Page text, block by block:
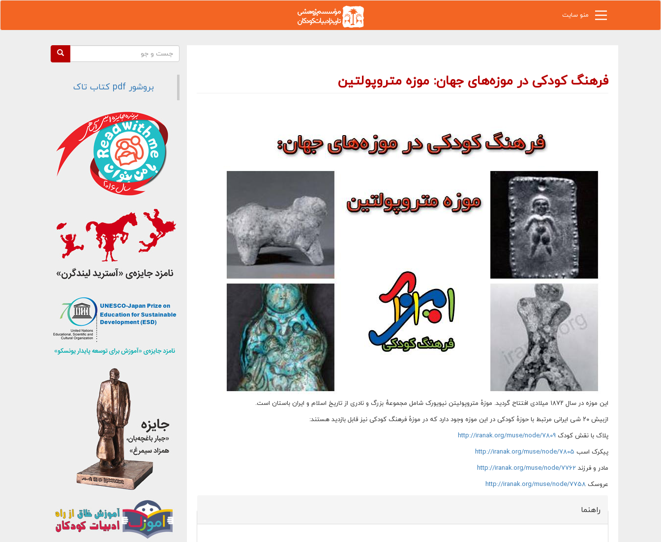
منو سایت
فرهنگ کودکی در موزه‌های جهان: موزه متروپولتین
این موزه در سال ۱۸۷۲ میلادی افتتاح گردید. موزهٔ متروپولیتن نیویورک شامل مجموعهٔ بزرگ و نادری از تاریخ اسلام و ایران باستان است.
ازبیش ۲۰ شی ایرانی مرتبط با حوزهٔ کودکی در این موزه وجود دارد که در موزهٔ فرهنگ کودکی نیز قابل بازدید هستند:
پلاک با نقش کودک http://iranak.org/muse/node/7809
پیکرک اسب http://iranak.org/muse/node/7805
مادر و فرزند http://iranak.org/muse/node/7762
عروسک http://iranak.org/muse/node/7758
راهنما
فرم جستجو
بروشور pdf کتاب تاک